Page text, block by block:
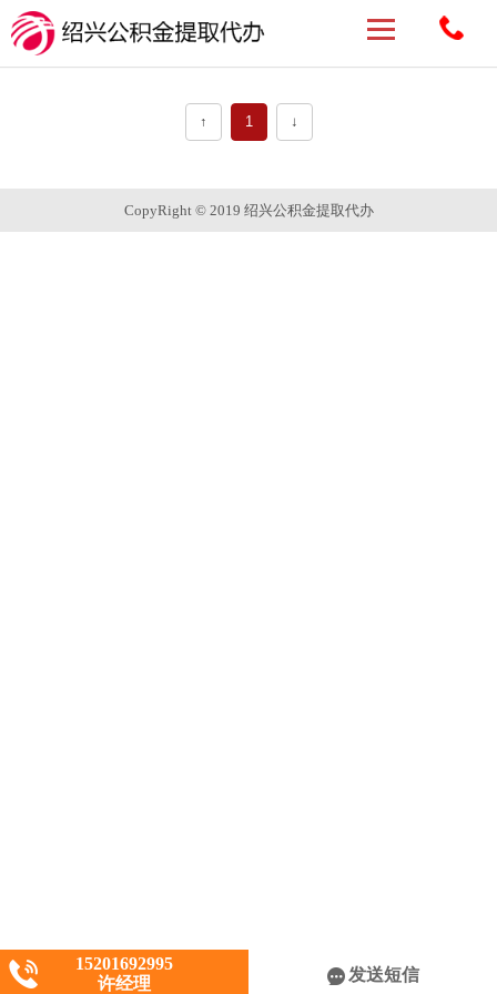
↑ 1 ↓
CopyRight © 2019 绍兴公积金提取代办
15201692995
许经理
发送短信